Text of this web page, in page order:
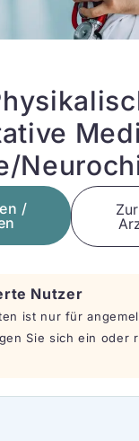
/
Nutzer
ist nur für
Sie sich ein oder